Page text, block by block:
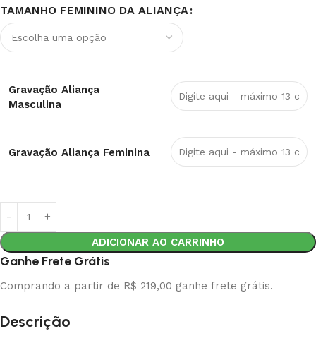
TAMANHO FEMININO DA ALIANÇA
Gravação Aliança
Masculina
Gravação Aliança Feminina
ADICIONAR AO CARRINHO
Ganhe Frete Grátis
Comprando a partir de R$ 219,00 ganhe frete grátis.
Descrição